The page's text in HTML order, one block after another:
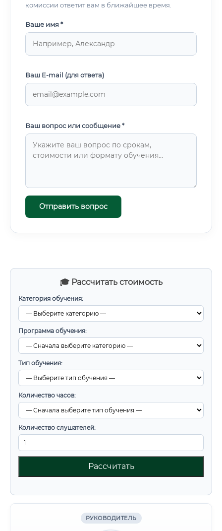
🎓 Рассчитать стоимость
Категория обучения:
Программа обучения:
Тип обучения:
Количество часов:
Количество слушателей:
Рассчитать
РУКОВОДИТЕЛЬ
комиссии ответит вам в ближайшее время.
Ваше имя *
Ваш E-mail (для ответа)
Ваш вопрос или сообщение *
Отправить вопрос